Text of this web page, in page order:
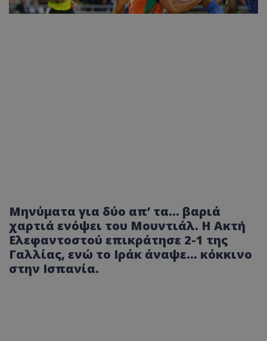
Μηνύματα για δύο απ’ τα... βαριά
χαρτιά ενόψει του Μουντιάλ. Η Ακτή
Ελεφαντοστού επικράτησε 2-1 της
Γαλλίας, ενώ το Ιράκ άναψε... κόκκινο
στην Ισπανία.